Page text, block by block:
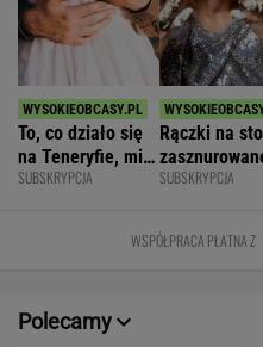
To, co działo się
na Teneryfie, mi
się należało. Nie
SUBSKRYPCJA
Rączki na
usta. Byłam
dużej
SUBSKRYPCJA
WSPÓŁPRACA PŁATNA Z
Polecamy